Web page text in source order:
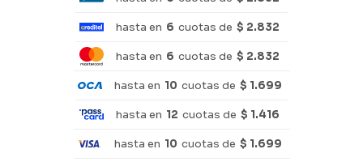
hasta en 6 cuotas de $ 2.832
hasta en 6 cuotas de $ 2.832
hasta en 10 cuotas de $ 1.699
hasta en 12 cuotas de $ 1.416
hasta en 10 cuotas de $ 1.699